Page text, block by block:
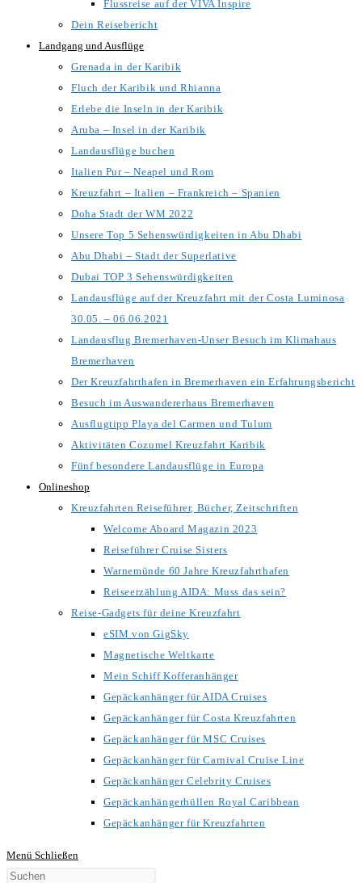
Flussreise auf der VIVA Inspire
Dein Reisebericht
Landgang und Ausflüge
Grenada in der Karibik
Fluch der Karibik und Rhianna
Erlebe die Inseln in der Karibik
Aruba – Insel in der Karibik
Landausflüge buchen
Italien Pur – Neapel und Rom
Kreuzfahrt – Italien – Frankreich – Spanien
Doha Stadt der WM 2022
Unsere Top 5 Sehenswürdigkeiten in Abu Dhabi
Abu Dhabi – Stadt der Superlative
Dubai TOP 3 Sehenswürdigkeiten
Landausflüge auf der Kreuzfahrt mit der Costa Luminosa
30.05. – 06.06.2021
Landausflug Bremerhaven-Unser Besuch im Klimahaus
Bremerhaven
Der Kreuzfahrthafen in Bremerhaven ein Erfahrungsbericht
Besuch im Auswandererhaus Bremerhaven
Ausflugtipp Playa del Carmen und Tulum
Aktivitäten Cozumel Kreuzfahrt Karibik
Fünf besondere Landausflüge in Europa
Onlineshop
Kreuzfahrten Reiseführer, Bücher, Zeitschriften
Welcome Aboard Magazin 2023
Reiseführer Cruise Sisters
Warnemünde 60 Jahre Kreuzfahrthafen
Reiseerzählung AIDA: Muss das sein?
Reise-Gadgets für deine Kreuzfahrt
eSIM von GigSky
Magnetische Weltkarte
Mein Schiff Kofferanhänger
Gepäckanhänger für AIDA Cruises
Gepäckanhänger für Costa Kreuzfahrten
Gepäckanhänger für MSC Cruises
Gepäckanhänger für Carnival Cruise Line
Gepäckanhänger Celebrity Cruises
Gepäckanhängerhüllen Royal Caribbean
Gepäckanhänger für Kreuzfahrten
Menü Schließen
Diese